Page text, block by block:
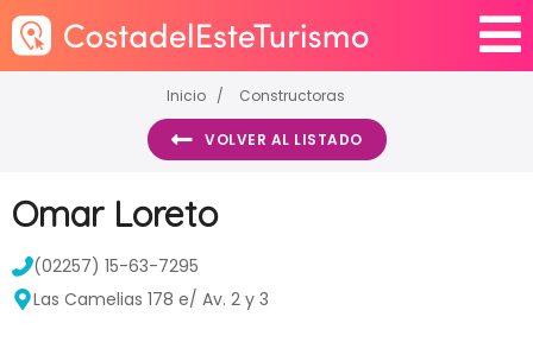
Inicio Constructoras
VOLVER AL LISTADO
Omar Loreto
(02257) 15-63-7295
Las Camelias 178 e/ Av. 2 y 3